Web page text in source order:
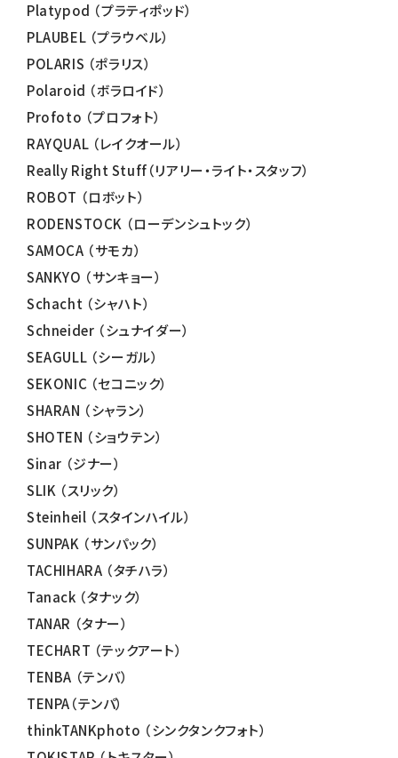
Platypod （プラティポッド）
PLAUBEL （プラウベル）
POLARIS （ポラリス）
Polaroid （ボラロイド）
Profoto （プロフォト）
RAYQUAL （レイクオール）
Really Right Stuff（リアリー・ライト・スタッフ）
ROBOT （ロボット）
RODENSTOCK （ローデンシュトック）
SAMOCA （サモカ）
SANKYO （サンキョー）
Schacht （シャハト）
Schneider （シュナイダー）
SEAGULL （シーガル）
SEKONIC （セコニック）
SHARAN （シャラン）
SHOTEN （ショウテン）
Sinar （ジナー）
SLIK （スリック）
Steinheil （スタインハイル）
SUNPAK （サンパック）
TACHIHARA （タチハラ）
Tanack （タナック）
TANAR （タナー）
TECHART （テックアート）
TENBA （テンバ）
TENPA（テンパ）
thinkTANKphoto （シンクタンクフォト）